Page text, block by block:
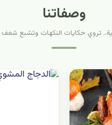
وصفاتنا
تروي حكايات النكهات وتشبع شغف